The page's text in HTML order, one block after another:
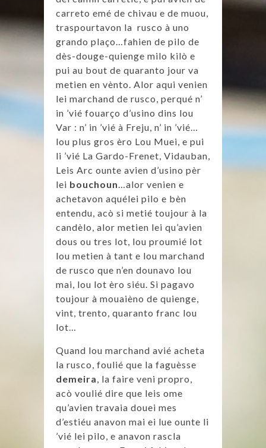
carreto emé de chivau e de muou,
traspourtavon la rusco à uno
grando plaço…fahien de pilo de
dès-douge-quienge milo kilò e
pui au bout de quaranto jour va
metien en vènto. Alor aqui venien
lei marchand de rusco, perqué n’
in ’vié fouarço d’usino dins lou
Var : n’ in ’vié à Freju, n’ in ’vié…
lou plus gros èro Lou Muei, e pui
li ’vié La Gardo-Frenet, Vidauban,
Leis Arc ounte avien d’usino pèr
lei bouchoun
…alor venien e
achetavon aquélei pilo e bèn
entendu, acò si metié toujour à la
candèlo, alor metien lei qu’avien
dous ou tres lot, lou proumié lot
lou metien à tant e lou marchand
de rusco que n’en dounavo lou
mai, lou lot èro siéu. Si pagavo
toujour à mouaièno de quienge,
vint, trento, quaranto franc lou
lot…
Quand lou marchand avié acheta
la rusco, foulié que la faguèsse
demeira , la faire veni propro,
acò voulié dire que leis ome
qu’avien travaia douei mes
d’estiéu anavon mai ei lue ounte li
’vié lei pilo, e anavon rascla